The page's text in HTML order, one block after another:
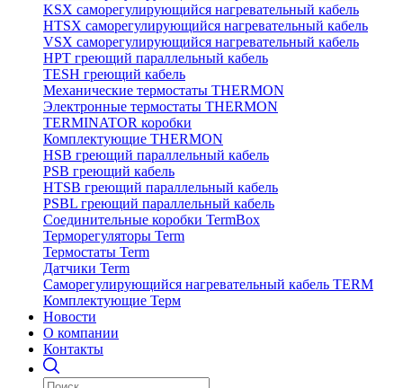
KSX саморегулирующийся нагревательный кабель
HTSX саморегулирующийся нагревательный кабель
VSX саморегулирующийся нагревательный кабель
НРТ греющий параллельный кабель
TESH греющий кабель
Механические термостаты THERMON
Электронные термостаты THERMON
TERMINATOR коробки
Комплектующие THERMON
HSB греющий параллельный кабель
PSB греющий кабель
HTSB греющий параллельный кабель
PSBL греющий параллельный кабель
Соединительные коробки TermBox
Терморегуляторы Term
Термостаты Term
Датчики Term
Саморегулирующийся нагревательный кабель TERM
Комплектующие Терм
Новости
О компании
Контакты